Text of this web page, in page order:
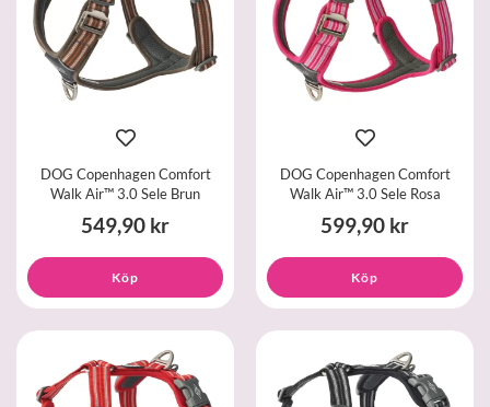
DOG Copenhagen Comfort
Walk Air™ 3.0 Sele Brun
549,90 kr
Köp
DOG Copenhagen Comfort
Walk Air™ 3.0 Sele Rosa
599,90 kr
Köp